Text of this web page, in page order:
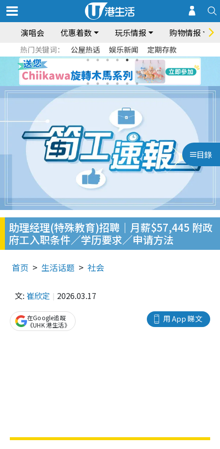
演唱会 优惠着数 玩乐情报 购物情报
热门关键词： 公屋热话 娱乐新闻 定期存款
目錄
助理经理(特殊教育)招聘｜月薪$57,445 附政
府工入职条件／学历要求／申请方法
首页 生活话题 社会
文: 崔欣定 2026.03.17
用 App 睇文
在Google追蹤
《UHK 港生活》